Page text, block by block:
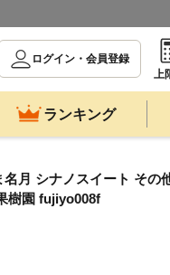
ログイン・会員登録
上
ランキング
月 シナノスイート その
樹園 fujiyo008f